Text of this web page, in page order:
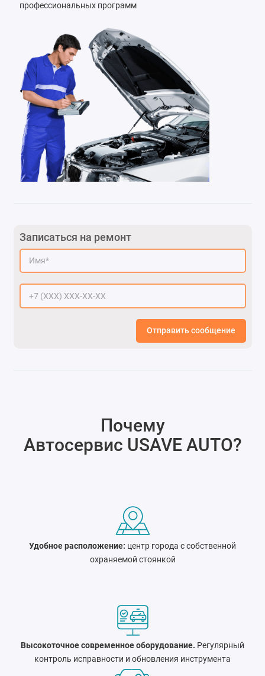
профессиональных программ
Записаться на ремонт
Отправить сообщение
Почему
Автосервис USAVE AUTO?
Удобное расположение: центр города c собственной
охраняемой стоянкой
Высокоточное современное оборудование. Регулярный
контроль исправности и обновления инструмента